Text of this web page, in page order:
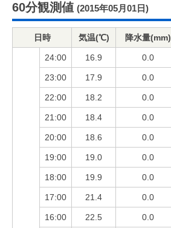
60分観測値 (2015年05月01日)
日時 気温(℃) 降水量(mm)
24:00 16.9 0.0
23:00 17.9 0.0
22:00 18.2 0.0
21:00 18.4 0.0
20:00 18.6 0.0
19:00 19.0 0.0
18:00 19.9 0.0
17:00 21.4 0.0
16:00 22.5 0.0